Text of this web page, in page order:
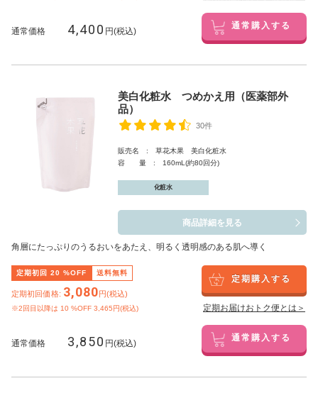
通常価格 4,400 円(税込) 通常購入する
美白化粧水 つめかえ用（医薬部外
品）
30件
販売名 : 草花木果 美白化粧水
容 量 : 160mL(約80回分)
化粧水
商品詳細を見る
角層にたっぷりのうるおいをあたえ、明るく透明感のある肌へ導く
定期初回 20 %OFF 送料無料
定期初回価格: 3,080円(税込)
※2回目以降は 10 %OFF 3,465円(税込)
定期購入する
定期お届けおトク便とは＞
通常価格 3,850 円(税込) 通常購入する